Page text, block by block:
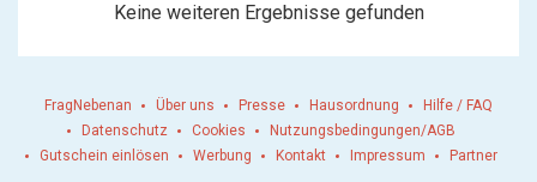
Keine weiteren Ergebnisse gefunden
FragNebenan Über uns Presse Hausordnung
Hilfe / FAQ
Datenschutz
Cookies
Nutzungsbedingungen/AGB
Gutschein einlösen
Werbung Kontakt Impressum Partner